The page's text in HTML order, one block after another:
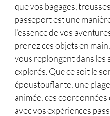
que vos bagages,
passeport est une
l’essence de vos
prenez ces objets en
vous replongent dans les
explorés. Que ce soit le
époustouflante, une
animée, ces
avec vos expériences